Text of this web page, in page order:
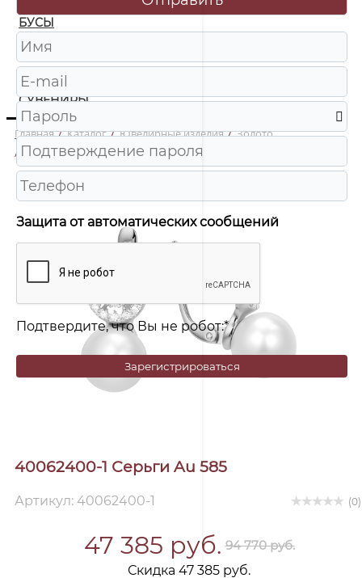
БУСЫ
ЧАСЫ
ШКАТУЛКИ
СУВЕНИРЫ
Главная / Каталог / Ювелирные изделия / Золото
/
40062400-1 Серьги Au 585
40062400-1 Серьги Au 585
Артикул: 40062400-1 (0)
47 385 руб. 94 770 руб.
Скидка 47 385 руб.
Защита от автоматических сообщений
Подтвердите, что Вы не робот:*
Зарегистрироваться